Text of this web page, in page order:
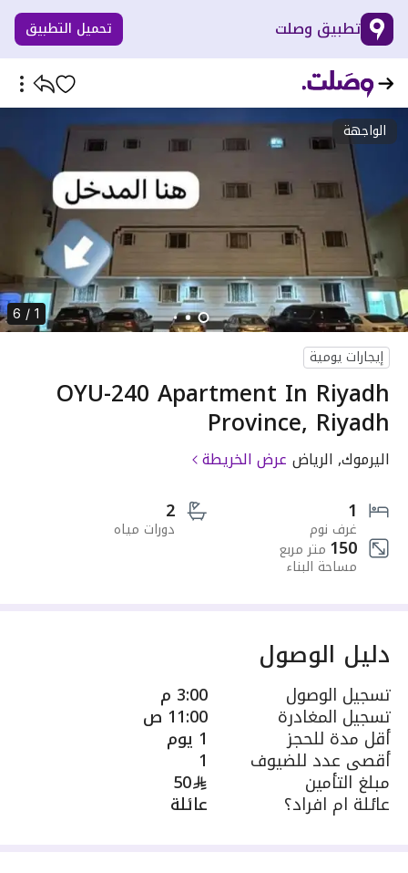
تطبيق وصلت تحميل التطبيق
الواجهة
1 / 6
إيجارات يومية
OYU-240 Apartment In Riyadh
Province, Riyadh
اليرموك, الرياض عرض الخريطة
1
غرف نوم
2
دورات مياه
150 متر مربع
مساحة البناء
دليل الوصول
تسجيل الوصول 3:00 م
تسجيل المغادرة 11:00 ص
أقل مدة للحجز 1 يوم
أقصى عدد للضيوف 1
مبلغ التأمين 50
عائلة ام افراد؟ عائلة